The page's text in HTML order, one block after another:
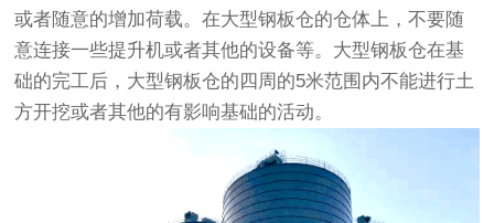
或者随意的增加荷载。在大型钢板仓的仓体上，不要随
意连接一些提升机或者其他的设备等。大型钢板仓在基
础的完工后，大型钢板仓的四周的5米范围内不能进行土
方开挖或者其他的有影响基础的活动。